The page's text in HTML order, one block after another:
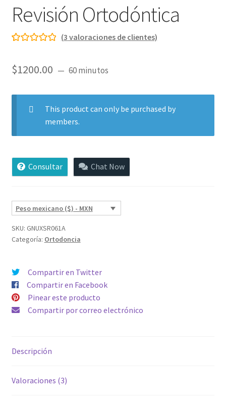
Revisión Ortodóntica
base a
(3 valoraciones de clientes)
$1200.00 60 minutos
This product can only be purchased by
members.
Consultar Chat Now
Peso mexicano ($) - MXN
SKU: GNUXSR061A
Categoría: Ortodoncia
Compartir en Twitter
Compartir en Facebook
Pinear este producto
Compartir por correo electrónico
Descripción
Valoraciones (3)